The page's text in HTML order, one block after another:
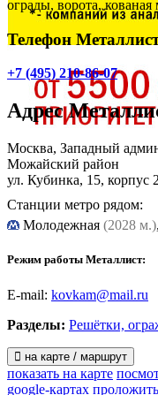
ограды, ворота,
Телефон
+7 (495) 210-86-07
Адрес
Москва, Западный
Можайский район
ул. Кубинка, 15, корпус 2
Станции метро рядом:
Молодежная (2028 м.),
Режим работы Металлист:
E-mail: kovkam@mail.ru
Разделы: Решётки,
на карте / маршрут
показать на карте
google-картах